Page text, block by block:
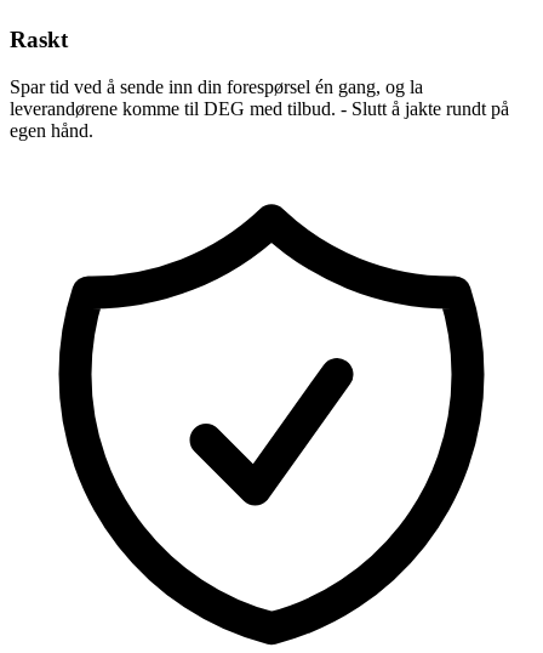
Raskt
Spar tid ved å sende inn din forespørsel én gang, og la
leverandørene komme til DEG med tilbud. - Slutt å jakte rundt på
egen hånd.